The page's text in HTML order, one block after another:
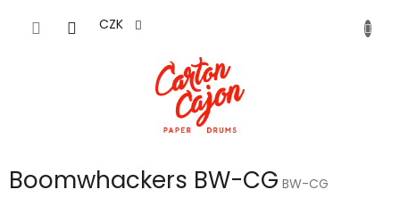
CZK
Boomwhackers BW-CG BW-CG